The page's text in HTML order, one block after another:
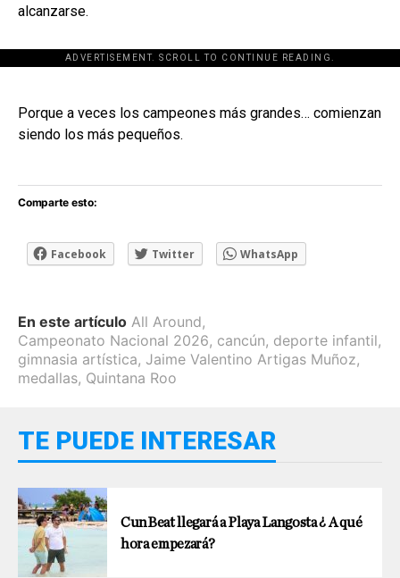
alcanzarse.
ADVERTISEMENT. SCROLL TO CONTINUE READING.
[adsforwp id="243463"]
Porque a veces los campeones más grandes… comienzan
siendo los más pequeños.
Comparte esto:
Facebook Twitter WhatsApp
En este artículo All Around,
Campeonato Nacional 2026, cancún, deporte infantil,
gimnasia artística, Jaime Valentino Artigas Muñoz,
medallas, Quintana Roo
TE PUEDE INTERESAR
CunBeat llegará a Playa Langosta ¿ A qué
hora empezará?